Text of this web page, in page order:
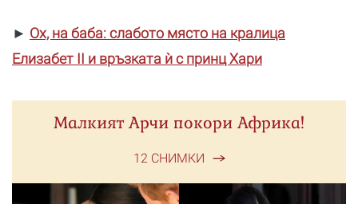
► Ох, на баба: слабото място на кралица
Елизабет II и връзката ѝ с принц Хари
Малкият Арчи покори Африка!
12 СНИМКИ